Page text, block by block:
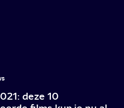
deze 10